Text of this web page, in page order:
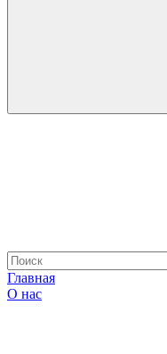
Главная
О нас